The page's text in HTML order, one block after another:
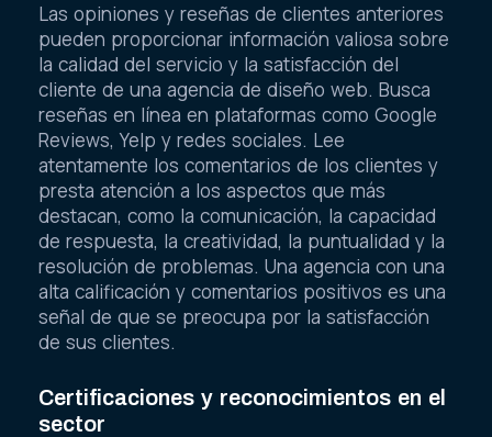
Las opiniones y reseñas de clientes anteriores
pueden proporcionar información valiosa sobre
la calidad del servicio y la satisfacción del
cliente de una agencia de diseño web. Busca
reseñas en línea en plataformas como Google
Reviews, Yelp y redes sociales. Lee
atentamente los comentarios de los clientes y
presta atención a los aspectos que más
destacan, como la comunicación, la capacidad
de respuesta, la creatividad, la puntualidad y la
resolución de problemas. Una agencia con una
alta calificación y comentarios positivos es una
señal de que se preocupa por la satisfacción
de sus clientes.
Certificaciones y reconocimientos en el
sector